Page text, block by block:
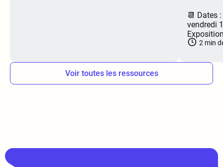
📆 Dates
vendredi
2 min
Voir toutes les ressources